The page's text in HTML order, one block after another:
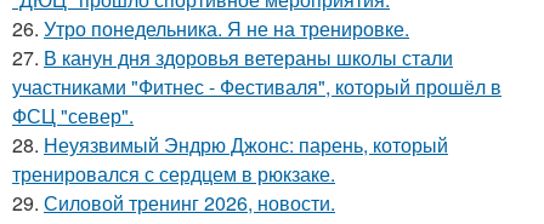
26. Утро понедельника. Я не на тренировке.
27. В канун дня здоровья ветераны школы стали
участниками "Фитнес - Фестиваля", который прошёл в
ФСЦ "север".
28. Неуязвимый Эндрю Джонс: парень, который
тренировался с сердцем в рюкзаке.
29. Силовой тренинг 2026, новости.